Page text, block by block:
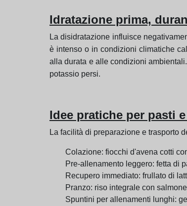
Idratazione prima,
La disidratazione influisce
è intenso o in condizioni climatiche
alla durata e alle condizioni
potassio persi.
Idee pratiche per pasti
La facilità di preparazione e trasporto
Colazione: fiocchi d'avena cotti
Pre-allenamento leggero: fetta di
Recupero immediato: frullato di
Pranzo: riso integrale con
Spuntini per allenamenti lunghi: